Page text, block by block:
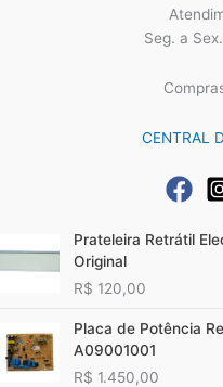
Seg. a
CENTRAL
Prateleira Retrátil
Original
R$ 120,00
Placa de Potência
A09001001
R$ 1.450,00